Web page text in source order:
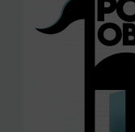
PROGRAMA DE
CENTRO